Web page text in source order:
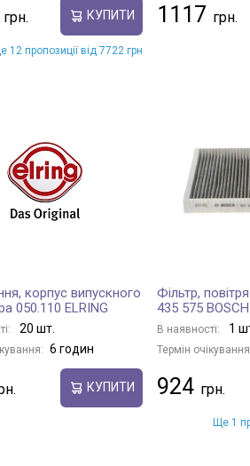
КУПИТИ
12 пропозиції від 7722 грн
1117
корпус випускного
050.110 ELRING
20 шт.
6 годин
КУПИТИ
Фільтр,
435 575 BOSCH
В наявності: 1
Термін
924
Ще 1